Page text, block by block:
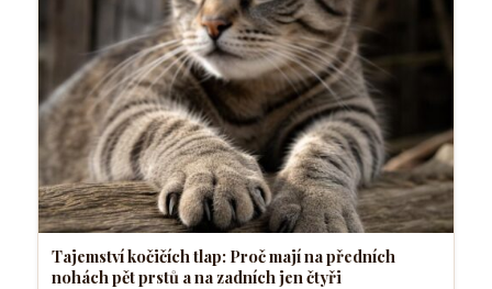
Tajemství kočičích tlap: Proč mají na předních
nohách pět prstů a na zadních jen čtyři